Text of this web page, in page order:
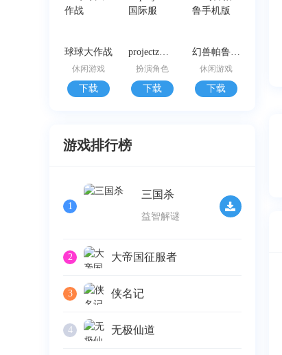
球球大作战
休闲游戏
下载
projectz国际服
扮演角色
下载
幻兽帕鲁手机版
休闲游戏
下载
游戏排行榜
1
三国杀
益智解谜
2 大帝国征服者
3 侠名记
4 无极仙道